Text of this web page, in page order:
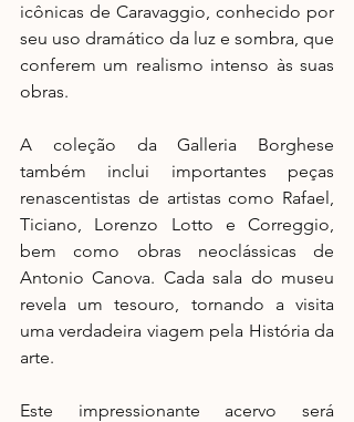
icônicas de Caravaggio, conhecido por
seu uso dramático da luz e sombra, que
conferem um realismo intenso às suas
obras.
A coleção da Galleria Borghese
também inclui importantes peças
renascentistas de artistas como Rafael,
Ticiano, Lorenzo Lotto e Correggio,
bem como obras neoclássicas de
Antonio Canova. Cada sala do museu
revela um tesouro, tornando a visita
uma verdadeira viagem pela História da
arte.
Este impressionante acervo será